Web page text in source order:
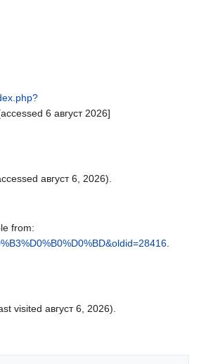
6 август 2026]
август 6, 2026).
from:
visited август 6, 2026).